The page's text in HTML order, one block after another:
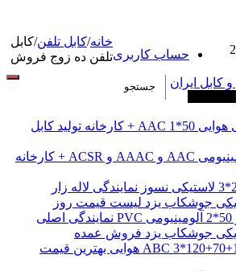
حساب کاربری
هادی آلومینیومی هوایی 50*1 AAC + کارخانه تولید کابل
هادی هوایی آلومینیومی AAC و AAAC و ACSR + کارخانه
صادرات کابل 16+70+120*3 ABC هوایی بهترین قیمت
خانه/کابل تلفن/کابل
تلفن ده زوج فروش